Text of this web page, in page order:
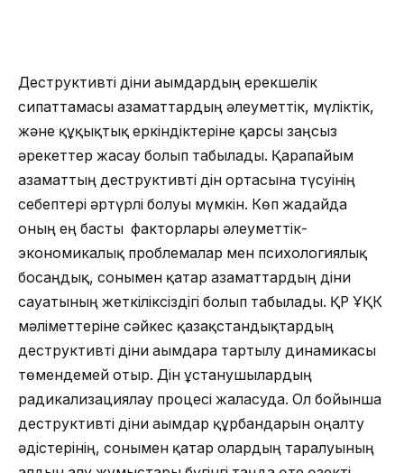
Деструктивті діни ағымдардың ерекшелік
сипаттамасы азаматтардың әлеуметтік, мүліктік,
және құқықтық еркіндіктеріне қарсы заңсыз
әрекеттер жасау болып табылады. Қарапайым
азаматтың деструктивті дін ортасына түсуінің
себептері әртүрлі болуы мүмкін. Көп жағдайда
оның ең басты факторлары әлеуметтік-
экономикалық проблемалар мен психологиялық
босаңдық, сонымен қатар азаматтардың діни
сауатының жеткіліксіздігі болып табылады. ҚР ҰҚК
мәліметтеріне сәйкес қазақстандықтардың
деструктивті діни ағымдарға тартылу динамикасы
төмендемей отыр. Дін ұстанушылардың
радикализациялау процесі жалғасуда. Ол бойынша
деструктивті діни ағымдар құрбандарын оңалту
әдістерінің, сонымен қатар олардың таралуының